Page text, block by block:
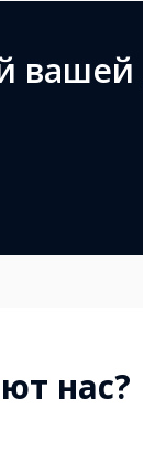
вашей
нас?